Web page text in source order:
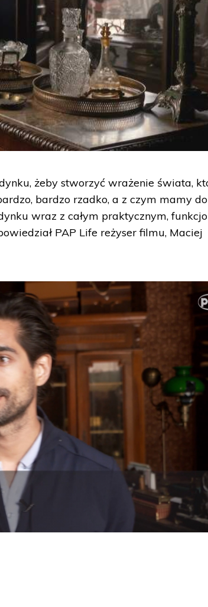
żeby stworzyć wrażenie świata,
bardzo rzadko, a z czym mamy do
wraz z całym praktycznym,
PAP Life reżyser filmu, Maciej